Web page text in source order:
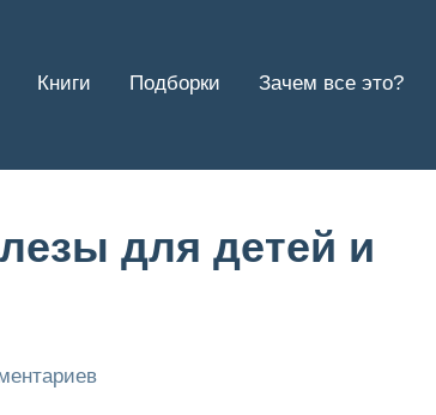
Книги Подборки Зачем все это?
для детей и